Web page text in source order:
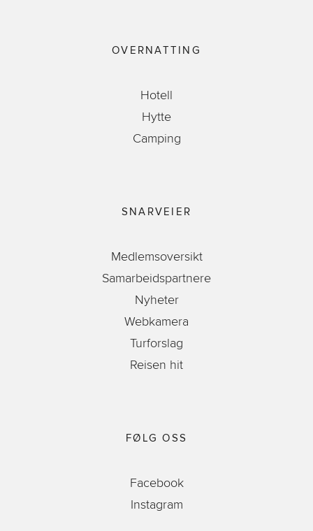
OVERNATTING
Hotell
Hytte
Camping
SNARVEIER
Medlemsoversikt
Samarbeidspartnere
Nyheter
Webkamera
Turforslag
Reisen hit
FØLG OSS
Facebook
Instagram